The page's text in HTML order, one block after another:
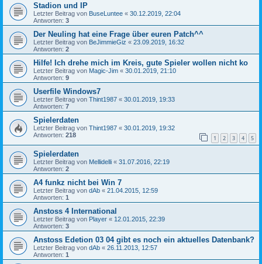
Stadion und IP
Letzter Beitrag von BuseLuntee « 30.12.2019, 22:04
Antworten: 3
Der Neuling hat eine Frage über euren Patch^^
Letzter Beitrag von BeJimmieGiz « 23.09.2019, 16:32
Antworten: 2
Hilfe! Ich drehe mich im Kreis, gute Spieler wollen nicht ko
Letzter Beitrag von Magic-Jim « 30.01.2019, 21:10
Antworten: 9
Userfile Windows7
Letzter Beitrag von Thint1987 « 30.01.2019, 19:33
Antworten: 7
Spielerdaten
Letzter Beitrag von Thint1987 « 30.01.2019, 19:32
Antworten: 218 1 2 3 4 5
Spielerdaten
Letzter Beitrag von Mellidelli « 31.07.2016, 22:19
Antworten: 2
A4 funkz nicht bei Win 7
Letzter Beitrag von dAb « 21.04.2015, 12:59
Antworten: 1
Anstoss 4 International
Letzter Beitrag von Player « 12.01.2015, 22:39
Antworten: 3
Anstoss Edetion 03 04 gibt es noch ein aktuelles Datenbank?
Letzter Beitrag von dAb « 26.11.2013, 12:57
Antworten: 1